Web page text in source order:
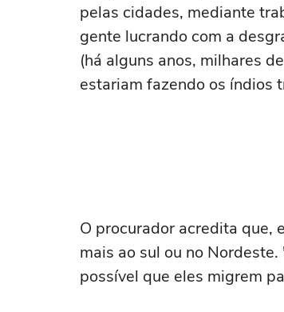
pelas cidades, mediante
gente lucrando com a
(há alguns anos, milhares
estariam fazendo os índios
O procurador acredita que,
mais ao sul ou no
possível que eles migrem